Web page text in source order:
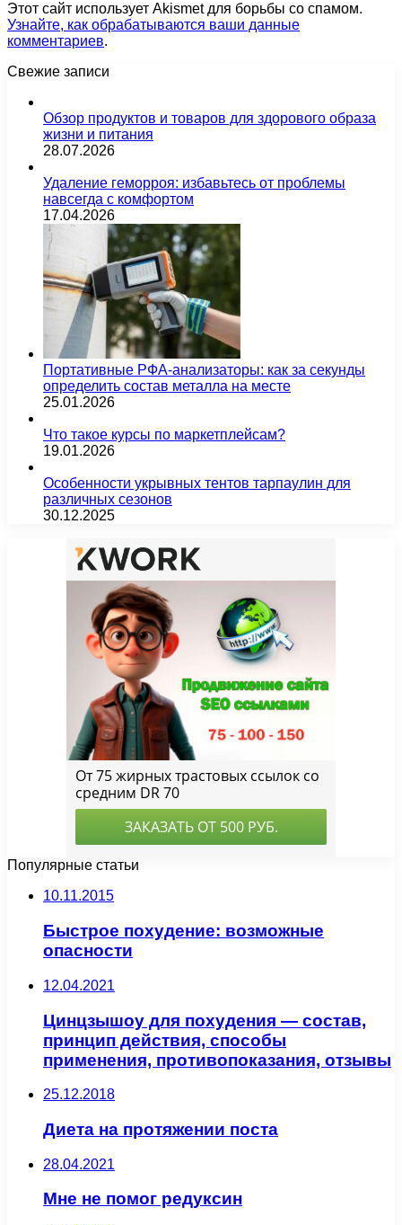
Этот сайт использует Akismet для борьбы со спамом.
Узнайте, как обрабатываются ваши данные
комментариев.
Свежие записи
Обзор продуктов и товаров для здорового образа
жизни и питания
28.07.2026
Удаление геморроя: избавьтесь от проблемы
навсегда с комфортом
17.04.2026
Портативные РФА-анализаторы: как за секунды
определить состав металла на месте
25.01.2026
Что такое курсы по маркетплейсам?
19.01.2026
Особенности укрывных тентов тарпаулин для
различных сезонов
30.12.2025
Популярные статьи
10.11.2015
Быстрое похудение: возможные
опасности
12.04.2021
Цинцзышоу для похудения — состав,
принцип действия, способы
применения, противопоказания, отзывы
25.12.2018
Диета на протяжении поста
28.04.2021
Мне не помог редуксин